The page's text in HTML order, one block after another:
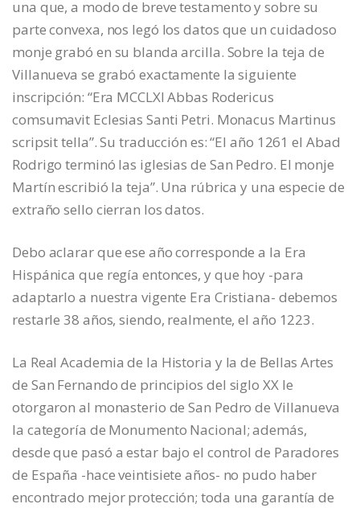
una que, a modo de breve testamento y sobre su
parte convexa, nos legó los datos que un cuidadoso
monje grabó en su blanda arcilla. Sobre la teja de
Villanueva se grabó exactamente la siguiente
inscripción: “Era MCCLXI Abbas Rodericus
comsumavit Eclesias Santi Petri. Monacus Martinus
scripsit tella”. Su traducción es: “El año 1261 el Abad
Rodrigo terminó las iglesias de San Pedro. El monje
Martín escribió la teja”. Una rúbrica y una especie de
extraño sello cierran los datos.
Debo aclarar que ese año corresponde a la Era
Hispánica que regía entonces, y que hoy -para
adaptarlo a nuestra vigente Era Cristiana- debemos
restarle 38 años, siendo, realmente, el año 1223.
La Real Academia de la Historia y la de Bellas Artes
de San Fernando de principios del siglo XX le
otorgaron al monasterio de San Pedro de Villanueva
la categoría de Monumento Nacional; además,
desde que pasó a estar bajo el control de Paradores
de España -hace veintisiete años- no pudo haber
encontrado mejor protección; toda una garantía de